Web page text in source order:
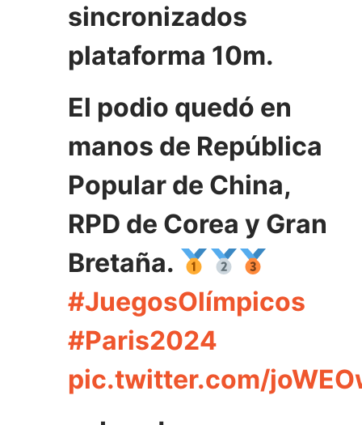
sincronizados
plataforma 10m.
El podio quedó en
manos de República
Popular de China,
RPD de Corea y Gran
Bretaña.
#JuegosOlímpicos
#Paris2024
pic.twitter.com/